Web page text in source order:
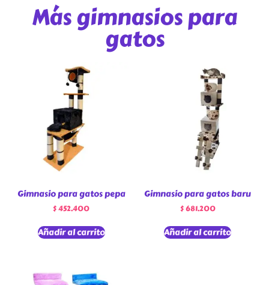
Más gimnasios para
gatos
Gimnasio para gatos pepa
$452.400
Añadir al carrito
Gimnasio para gatos baru
$681.200
Añadir al carrito